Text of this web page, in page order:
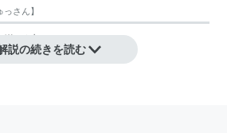
っさん】
が生まれること。
説の続きを読む